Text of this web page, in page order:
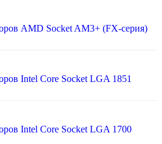
AMD Socket AM3+ (FX-серия)
Intel Core Socket LGA 1851
Intel Core Socket LGA 1700